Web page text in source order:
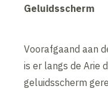
Geluidsscherm
Voorafgaand aan
is er langs de Arie
geluidsscherm